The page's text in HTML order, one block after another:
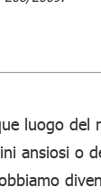
luogo del
ansiosi o